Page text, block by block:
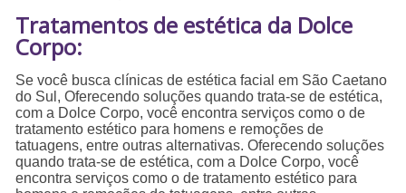
Tratamentos de estética da Dolce
Corpo:
Se você busca clínicas de estética facial em São Caetano
do Sul, Oferecendo soluções quando trata-se de estética,
com a Dolce Corpo, você encontra serviços como o de
tratamento estético para homens e remoções de
tatuagens, entre outras alternativas. Oferecendo soluções
quando trata-se de estética, com a Dolce Corpo, você
encontra serviços como o de tratamento estético para